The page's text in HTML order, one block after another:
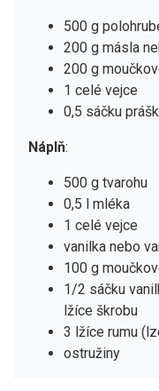
500 g
200 g másla
200 g
1 celé vejce
0,5 sáčku
Náplň:
500 g tvarohu
0,5 l mléka
1 celé vejce
vanilka nebo
100 g
1/2 sáčku
lžíce škrobu
3 lžíce rumu
ostružiny